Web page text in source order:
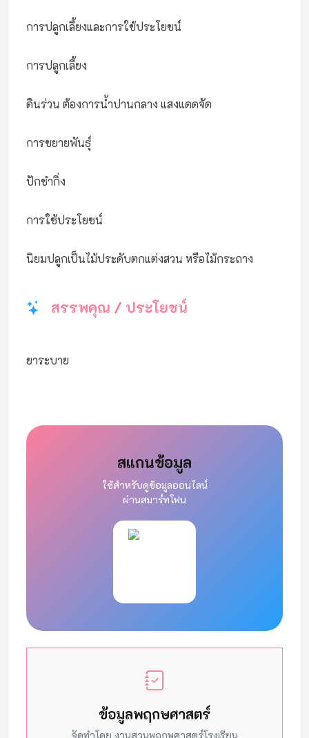
การปลูกเลี้ยงและการใช้ประโยชน์
การปลูกเลี้ยง
ดินร่วน ต้องการน้ำปานกลาง แสงแดดจัด
การขยายพันธุ์
ปักชำกิ่ง
การใช้ประโยชน์
นิยมปลูกเป็นไม้ประดับตกแต่งสวน หรือไม้กระถาง
สรรพคุณ / ประโยชน์
ยาระบาย
สแกนข้อมูล
ใช้สำหรับดูข้อมูลออนไลน์
ผ่านสมาร์ทโฟน
ข้อมูลพฤกษศาสตร์
จัดทำโดย งานสวนพฤกษศาสตร์โรงเรียน